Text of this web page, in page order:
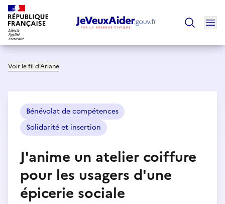
Voir le fil d’Ariane
Bénévolat de compétences
Solidarité et insertion
J'anime un atelier coiffure
pour les usagers d'une
épicerie sociale